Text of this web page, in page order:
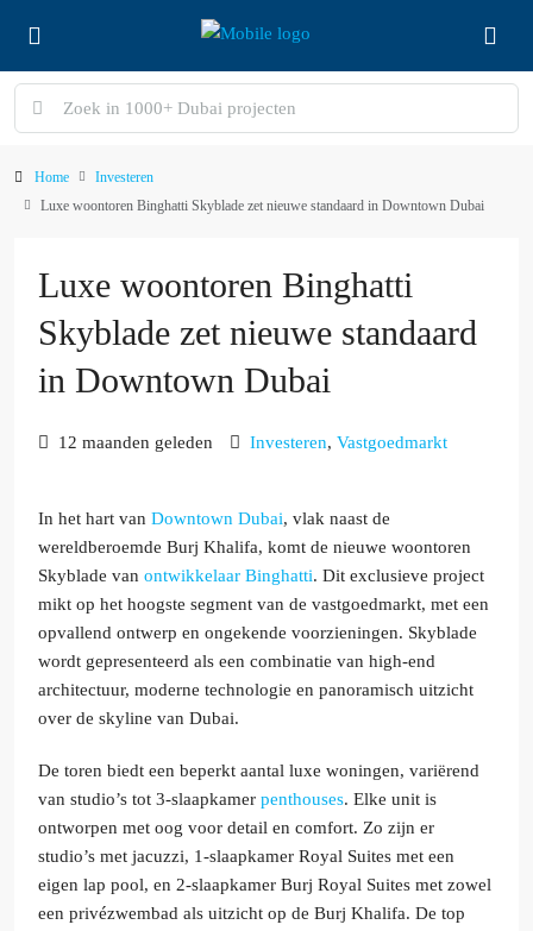
Home
Investeren
Luxe woontoren Binghatti Skyblade zet nieuwe standaard in Downtown Dubai
Luxe woontoren Binghatti
Skyblade zet nieuwe standaard
in Downtown Dubai
12 maanden geleden Investeren, Vastgoedmarkt
In het hart van Downtown Dubai, vlak naast de
wereldberoemde Burj Khalifa, komt de nieuwe woontoren
Skyblade van ontwikkelaar Binghatti. Dit exclusieve project
mikt op het hoogste segment van de vastgoedmarkt, met een
opvallend ontwerp en ongekende voorzieningen. Skyblade
wordt gepresenteerd als een combinatie van high-end
architectuur, moderne technologie en panoramisch uitzicht
over de skyline van Dubai.
De toren biedt een beperkt aantal luxe woningen, variërend
van studio’s tot 3-slaapkamer penthouses. Elke unit is
ontworpen met oog voor detail en comfort. Zo zijn er
studio’s met jacuzzi, 1-slaapkamer Royal Suites met een
eigen lap pool, en 2-slaapkamer Burj Royal Suites met zowel
een privézwembad als uitzicht op de Burj Khalifa. De top